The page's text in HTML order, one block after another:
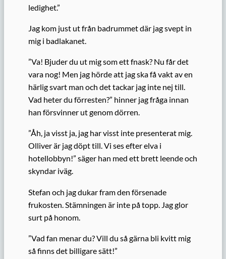
ledighet.”
Jag kom just ut från badrummet där jag svept in
mig i badlakanet.
”Va! Bjuder du ut mig som ett fnask? Nu får det
vara nog! Men jag hörde att jag ska få vakt av en
härlig svart man och det tackar jag inte nej till.
Vad heter du förresten?” hinner jag fråga innan
han försvinner ut genom dörren.
”Åh, ja visst ja, jag har visst inte presenterat mig.
Olliver är jag döpt till. Vi ses efter elva i
hotellobbyn!” säger han med ett brett leende och
skyndar iväg.
Stefan och jag dukar fram den försenade
frukosten. Stämningen är inte på topp. Jag glor
surt på honom.
”Vad fan menar du? Vill du så gärna bli kvitt mig
så finns det billigare sätt!”